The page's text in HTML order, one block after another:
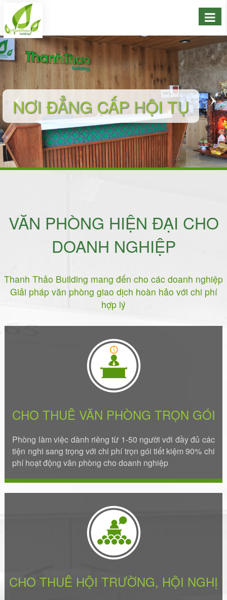
NƠI ĐẲNG CẤP HỘI TỤ
VĂN PHÒNG HIỆN ĐẠI CHO
DOANH NGHIỆP
Thanh Thảo Building mang đến cho các doanh nghiệp
Giải pháp văn phòng giao dịch hoàn hảo với chi phí
hợp lý
CHO THUÊ VĂN PHÒNG TRỌN GÓI
Phòng làm việc dành riêng từ 1-50 người với đầy đủ các
tiện nghi sang trọng với chi phí trọn gói tiết kiệm 90% chi
phí hoạt động văn phòng cho doanh nghiệp
CHO THUÊ HỘI TRƯỜNG, HỘI NGHỊ